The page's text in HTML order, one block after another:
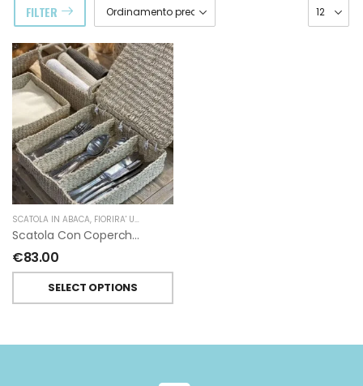
FILTER
SCATOLA IN ABACA, FIORIRA' UN GIARDINO
Scatola Con Coperchio 3 Scomparti In Abaca Di Fiorirà Un Giardino
€83.00
SELECT OPTIONS